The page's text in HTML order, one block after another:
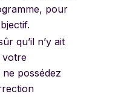
pour
qu’il n’y ait
votre
possédez